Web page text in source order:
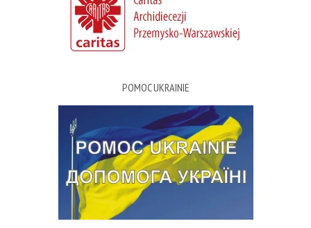
POMOC UKRAINIE